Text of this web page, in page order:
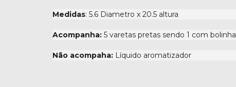
Medidas: 5.6 Diametro x 20.5 altura
Acompanha: 5 varetas pretas sendo 1 com bolinha
Não acompaha: Líquido aromatizador